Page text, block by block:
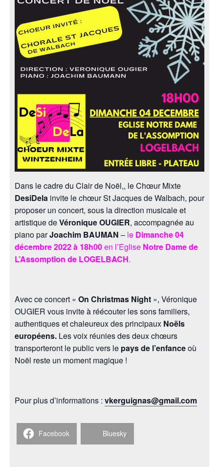
Dans le cadre du Clair de Noël,, le Chœur Mixte
DesiDela invite le chœur St Jacques de Walbach, pour
proposer un concert, sous la direction musicale et
artistique deVéronique OUGIER, accompagnée au
piano parJoachim BAUMAN – le Dimanche 04
décembre 2022 à 18h00en l’Eglise Notre Dame de
L’Assomption de LOGELBACH.
Avec ce concert « On Christmas Night », Véronique
OUGIER vous invite à réécouter les sons familiers,
authentiques et chaleureux des principaux Noëls
européens. Les voix réunies des deux chœurs
transporteront le public vers le pays de l’enfanceoù
Noël reste un moment magique !
Pour plus d’informations : vkerguignas@gmail.com
Facebook Bluesky